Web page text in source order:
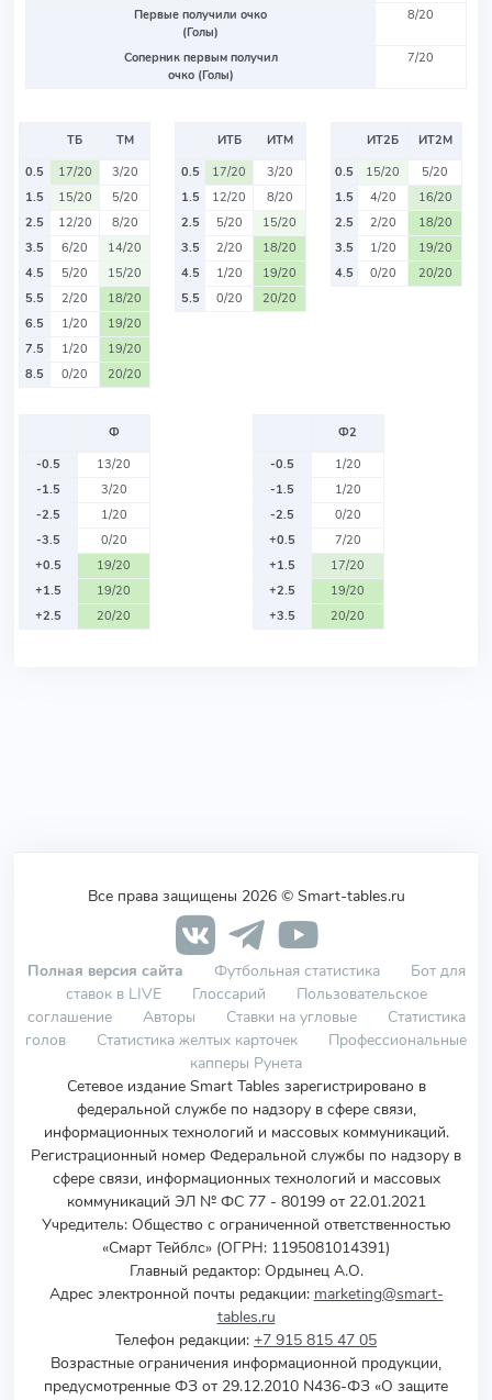
Первые получили очко
(Голы)
8/20
Соперник первым получил
очко (Голы)
7/20
ТБ
ТМ
0.5
17/20
3/20
1.5
15/20
5/20
2.5
12/20
8/20
3.5
6/20
14/20
4.5
5/20
15/20
5.5
2/20
18/20
6.5
1/20
19/20
7.5
1/20
19/20
8.5
0/20 20/20
ИТБ
ИТМ
0.5
17/20
3/20
1.5
12/20
8/20
2.5
5/20
15/20
3.5
2/20
18/20
4.5
1/20
19/20
5.5
0/20 20/20
ИТ2Б
ИТ2М
0.5
15/20
5/20
1.5
4/20
16/20
2.5
2/20
18/20
3.5
1/20
19/20
4.5
0/20 20/20
Ф
-0.5
13/20
-1.5
3/20
-2.5
1/20
-3.5
0/20
+0.5
19/20
+1.5
19/20
+2.5
20/20
Ф2
-0.5
1/20
-1.5
1/20
-2.5
0/20
+0.5
7/20
+1.5
17/20
+2.5
19/20
+3.5
20/20
Все права защищены 2026 © Smart-tables.ru
Полная версия сайта Футбольная статистика
Бот для
ставок в LIVE
Глоссарий
Пользовательское
соглашение
Авторы Ставки на угловые
Статистика
голов
Статистика желтых карточек
Профессиональные
капперы Рунета
Сетевое издание Smart Tables зарегистрировано в
федеральной службе по надзору в сфере связи,
информационных технологий и массовых коммуникаций.
Регистрационный номер Федеральной службы по надзору в
сфере связи, информационных технологий и массовых
коммуникаций ЭЛ № ФС 77 - 80199 от 22.01.2021
Учредитель: Общество с ограниченной ответственностью
«Смарт Тейблс» (ОГРН: 1195081014391)
Главный редактор: Ордынец А.О.
Адрес электронной почты редакции: marketing@smart-
tables.ru
Телефон редакции: +7 915 815 47 05
Возрастные ограничения информационной продукции,
предусмотренные ФЗ от 29.12.2010 N436-ФЗ «О защите